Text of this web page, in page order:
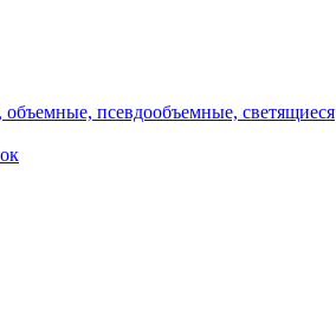
псевдообъемные, светящиеся